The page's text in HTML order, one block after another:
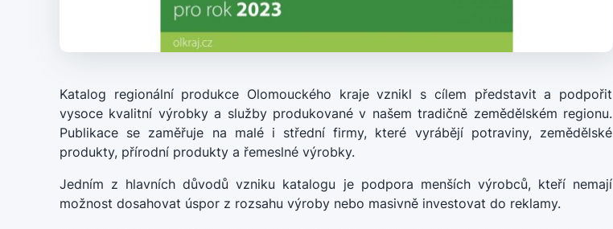
Katalog regionální produkce Olomouckého kraje vznikl s cílem představit a podpořit
vysoce kvalitní výrobky a služby produkované v našem tradičně zemědělském regionu.
Publikace se zaměřuje na malé i střední firmy, které vyrábějí potraviny, zemědělské
produkty, přírodní produkty a řemeslné výrobky.
Jedním z hlavních důvodů vzniku katalogu je podpora menších výrobců, kteří nemají
možnost dosahovat úspor z rozsahu výroby nebo masivně investovat do reklamy.